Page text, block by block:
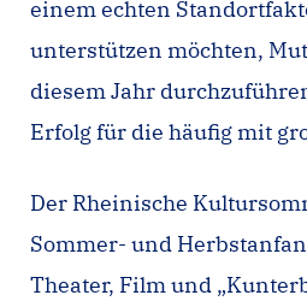
einem echten
unterstützen möchten,
diesem Jahr
Erfolg für die häufig mit
Der Rheinische
Sommer- und
Theater, Film und